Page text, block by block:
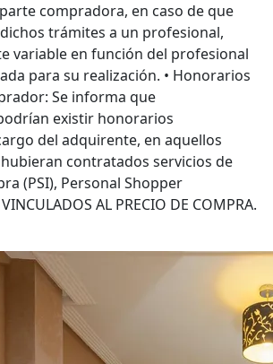
compradora, en caso de que
trámites a un profesional,
variable en función del profesional
para su realización. • Honorarios
Se informa que
existir honorarios
del adquirente, en aquellos
hubieran contratados servicios de
(PSI), Personal Shopper
AL PRECIO DE COMPRA.